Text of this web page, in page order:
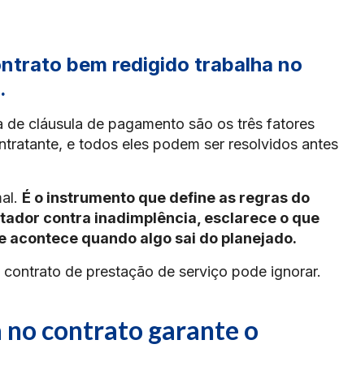
bem redigido trabalha no
cláusula de pagamento são os três fatores
e todos eles podem ser resolvidos antes
É o instrumento que define as regras do
contra inadimplência, esclarece o que
acontece quando algo sai do planejado.
de prestação de serviço pode ignorar.
contrato garante o